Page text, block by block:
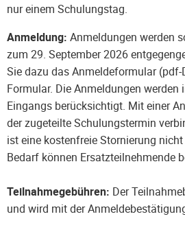
nur einem Schulungstag.
Anmeldung: Anmeldungen werden
zum 29. September 2026
Sie dazu das Anmeldeformular
Formular. Die Anmeldungen werden
Eingangs berücksichtigt. Mit einer
der zugeteilte Schulungstermin
ist eine kostenfreie Stornierung
Bedarf können Ersatzteilnehmende
Teilnahmegebühren: Der
und wird mit der